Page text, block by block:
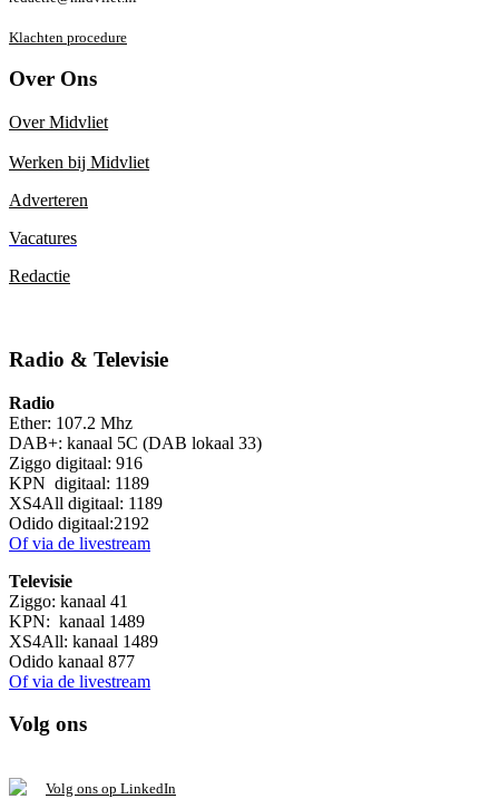
Klachten procedure
Over Ons
Over Midvliet
Werken bij Midvliet
Adverteren
Vacatures
Redactie
Radio & Televisie
Radio
Ether: 107.2 Mhz
DAB+: kanaal 5C (DAB lokaal 33)
Ziggo digitaal: 916
KPN digitaal: 1189
XS4All digitaal: 1189
Odido digitaal:2192
Of via de livestream
Televisie
Ziggo: kanaal 41
KPN: kanaal 1489
XS4All: kanaal 1489
Odido kanaal 877
Of via de livestream
Volg ons
Volg ons op LinkedIn